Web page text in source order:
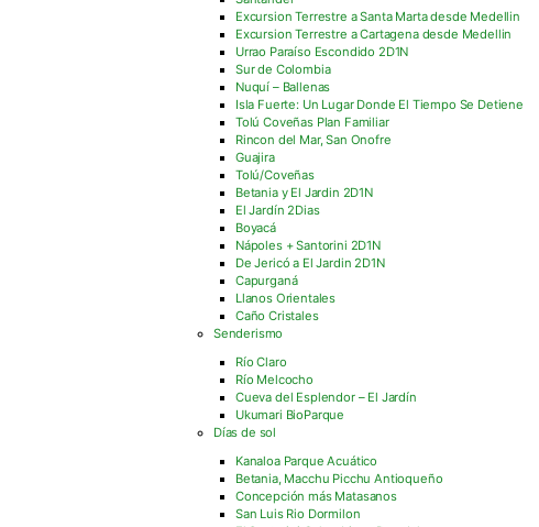
Excursion Terrestre a Santa Marta desde Medellin
Excursion Terrestre a Cartagena desde Medellin
Urrao Paraíso Escondido 2D1N
Sur de Colombia
Nuquí – Ballenas
Isla Fuerte: Un Lugar Donde El Tiempo Se Detiene
Tolú Coveñas Plan Familiar
Rincon del Mar, San Onofre
Guajira
Tolú/Coveñas
Betania y El Jardin 2D1N
El Jardín 2Dias
Boyacá
Nápoles + Santorini 2D1N
De Jericó a El Jardin 2D1N
Capurganá
Llanos Orientales
Caño Cristales
Senderismo
Río Claro
Río Melcocho
Cueva del Esplendor – El Jardín
Ukumari BioParque
Días de sol
Kanaloa Parque Acuático
Betania, Macchu Picchu Antioqueño
Concepción más Matasanos
San Luis Rio Dormilon